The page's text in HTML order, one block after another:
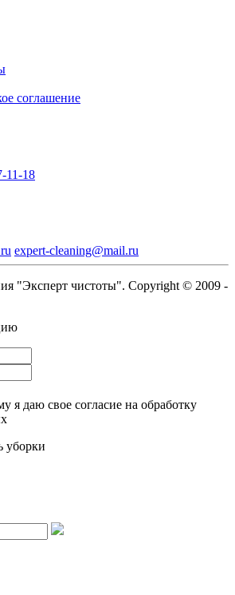
соглашение
11-18
expert-cleaning@mail.ru
"Эксперт чистоты". Copyright © 2009 -
я даю свое согласие на обработку
уборки